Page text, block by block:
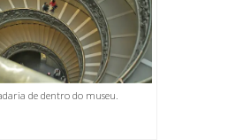
de dentro do museu.